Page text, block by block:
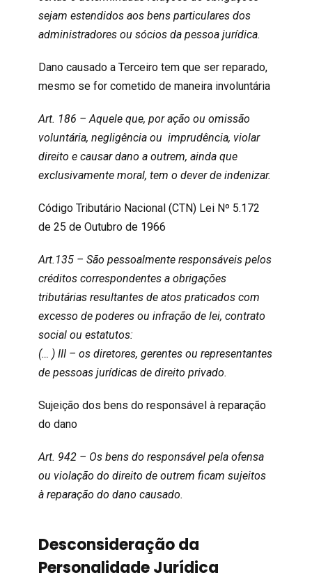
sejam estendidos aos bens particulares dos
administradores ou sócios da pessoa jurídica.
Dano causado a Terceiro tem que ser reparado,
mesmo se for cometido de maneira involuntária
Art. 186 – Aquele que, por ação ou omissão
voluntária, negligência ou imprudência, violar
direito e causar dano a outrem, ainda que
exclusivamente moral, tem o dever de indenizar.
Código Tributário Nacional (CTN) Lei Nº 5.172
de 25 de Outubro de 1966
Art.135 – São pessoalmente responsáveis pelos
créditos correspondentes a obrigações
tributárias resultantes de atos praticados com
excesso de poderes ou infração de lei, contrato
social ou estatutos:
(… ) III – os diretores, gerentes ou representantes
de pessoas jurídicas de direito privado.
Sujeição dos bens do responsável à reparação
do dano
Art. 942 – Os bens do responsável pela ofensa
ou violação do direito de outrem ficam sujeitos
à reparação do dano causado.
Desconsideração da
Personalidade Jurídica